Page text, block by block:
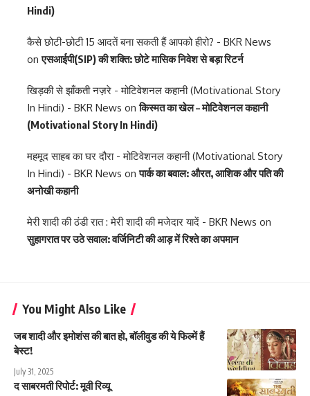
Hindi)
कैसे छोटी-छोटी 15 आदतें बना सकती हैं आपको हीरो? - BKR News
onएसआईपी(SIP) की शक्ति: छोटे मासिक निवेश से बड़ा रिटर्न
खिड़की से झाँकती नज़रे - मोटिवेशनल कहानी (Motivational Story
In Hindi) - BKR News onकिस्मत का खेल – मोटिवेशनल कहानी
(Motivational Story In Hindi)
महमूद साहब का घर दौरा - मोटिवेशनल कहानी (Motivational Story
In Hindi) - BKR News onपार्क का बवाल: औरत, आशिक और पति की
अनोखी कहानी
मेरी शादी की ठंडी रात : मेरी शादी की मजेदार यादें - BKR News on
सुहागरात पर उठे सवाल: वर्जिनिटी की आड़ में रिश्ते का अपमान
You Might Also Like
जब शादी और इमोशंस की बात हो, बॉलीवुड की ये फिल्में हैं
बेस्ट!
July 31, 2025
द साबरमती रिपोर्ट: मूवी रिव्यू